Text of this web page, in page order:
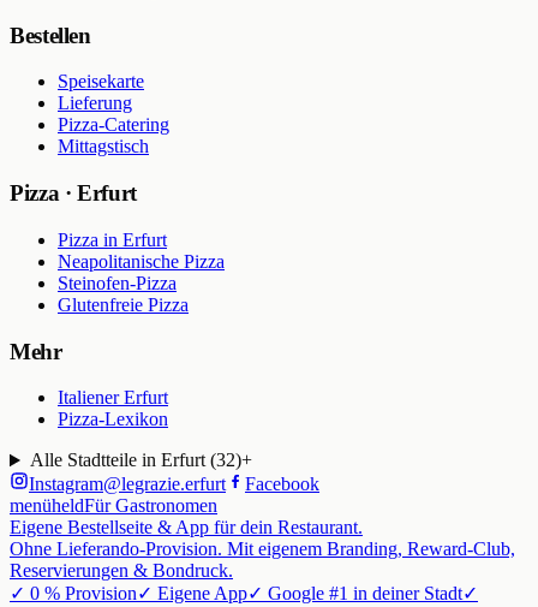
Bestellen
Speisekarte
Lieferung
Pizza-Catering
Mittagstisch
Pizza · Erfurt
Pizza in Erfurt
Neapolitanische Pizza
Steinofen-Pizza
Glutenfreie Pizza
Mehr
Italiener Erfurt
Pizza-Lexikon
Alle Stadtteile in Erfurt (32)+
Instagram@legrazie.erfurt
Facebook
menüheldFür Gastronomen
Eigene Bestellseite & App für dein Restaurant.
Ohne Lieferando-Provision. Mit eigenem Branding, Reward-Club,
Reservierungen & Bondruck.
✓ 0 % Provision✓ Eigene App✓ Google #1 in deiner Stadt✓